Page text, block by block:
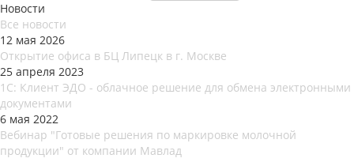
Новости
Все новости
12 мая 2026
Открытие офиса в БЦ Липецк в г. Москве
25 апреля 2023
1С: Клиент ЭДО - облачное решение для обмена электронными
документами
6 мая 2022
Вебинар "Готовые решения по маркировке молочной
продукции" от компании Мавлад